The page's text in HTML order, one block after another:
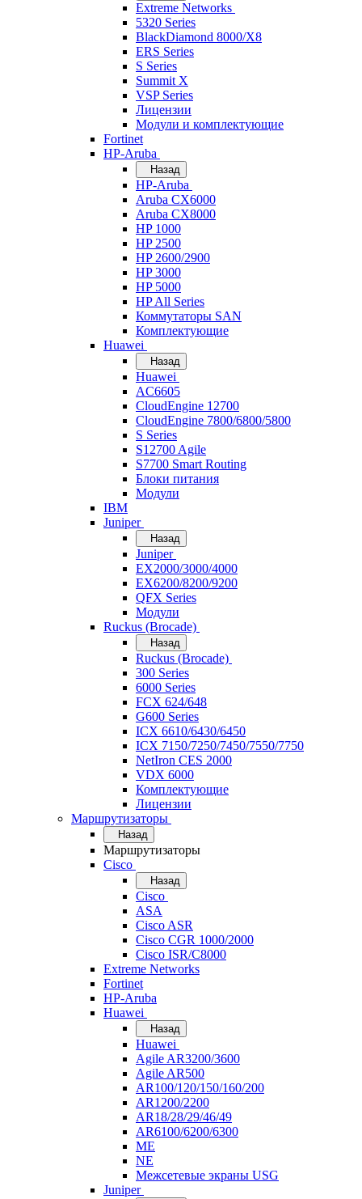
Extreme Networks
5320 Series
BlackDiamond 8000/X8
ERS Series
S Series
Summit X
VSP Series
Лицензии
Модули и комплектующие
Fortinet
HP-Aruba
Назад
HP-Aruba
Aruba CX6000
Aruba CX8000
HP 1000
HP 2500
HP 2600/2900
HP 3000
HP 5000
HP All Series
Коммутаторы SAN
Комплектующие
Huawei
Назад
Huawei
AC6605
CloudEngine 12700
CloudEngine 7800/6800/5800
S Series
S12700 Agile
S7700 Smart Routing
Блоки питания
Модули
IBM
Juniper
Назад
Juniper
EX2000/3000/4000
EX6200/8200/9200
QFX Series
Модули
Ruckus (Brocade)
Назад
Ruckus (Brocade)
300 Series
6000 Series
FCX 624/648
G600 Series
ICX 6610/6430/6450
ICX 7150/7250/7450/7550/7750
NetIron CES 2000
VDX 6000
Комплектующие
Лицензии
Маршрутизаторы
Назад
Маршрутизаторы
Cisco
Назад
Cisco
ASA
Cisco ASR
Cisco CGR 1000/2000
Cisco ISR/С8000
Extreme Networks
Fortinet
HP-Aruba
Huawei
Назад
Huawei
Agile AR3200/3600
Agile AR500
AR100/120/150/160/200
AR1200/2200
AR18/28/29/46/49
AR6100/6200/6300
ME
NE
Межсетевые экраны USG
Juniper